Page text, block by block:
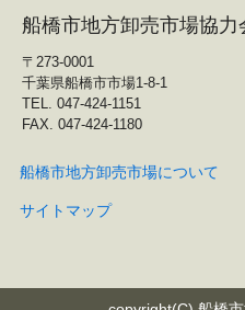
船橋市地方卸売市場協力
〒273-0001
千葉県船橋市市場1-8-1
TEL. 047-424-1151
FAX. 047-424-1180
船橋市地方卸売市場について
サイトマップ